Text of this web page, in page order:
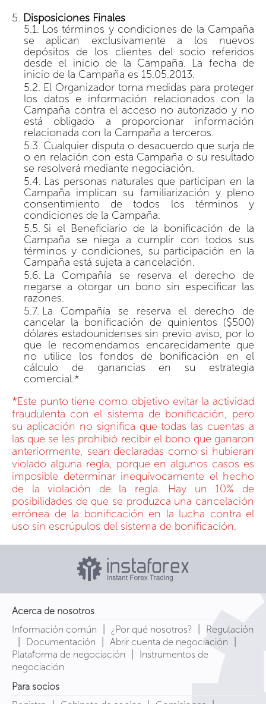
Disposiciones Finales
Los términos y condiciones de la Campaña
se aplican exclusivamente a los nuevos
depósitos de los clientes del socio referidos
desde el inicio de la Campaña. La fecha de
inicio de la Campaña es 15.05.2013.
El Organizador toma medidas para proteger
los datos e información relacionados con la
Campaña contra el acceso no autorizado y no
está obligado a proporcionar información
relacionada con la Campaña a terceros.
Cualquier disputa o desacuerdo que surja de
o en relación con esta Campaña o su resultado
se resolverá mediante negociación.
Las personas naturales que participan en la
Campaña implican su familiarización y pleno
consentimiento de todos los términos y
condiciones de la Campaña.
Si el Beneficiario de la bonificación de la
Campaña se niega a cumplir con todos sus
términos y condiciones, su participación en la
Campaña está sujeta a cancelación.
La Compañía se reserva el derecho de
negarse a otorgar un bono sin especificar las
razones.
La Compañía se reserva el derecho de
cancelar la bonificación de quinientos ($500)
dólares estadounidenses sin previo aviso, por lo
que le recomendamos encarecidamente que
no utilice los fondos de bonificación en el
cálculo de ganancias en su estrategia
comercial.*
*Este punto tiene como objetivo evitar la actividad
fraudulenta con el sistema de bonificación, pero
su aplicación no significa que todas las cuentas a
las que se les prohibió recibir el bono que ganaron
anteriormente, sean declaradas como si hubieran
violado alguna regla, porque en algunos casos es
imposible determinar inequívocamente el hecho
de la violación de la regla. Hay un 10% de
posibilidades de que se produzca una cancelación
errónea de la bonificación en la lucha contra el
uso sin escrúpulos del sistema de bonificación.
Acerca de nosotros
Información común
| ¿Por qué nosotros? | Regulación
| Documentación | Abrir cuenta de negociación |
Plataforma de negociación |
Instrumentos de
negociación
Para socios